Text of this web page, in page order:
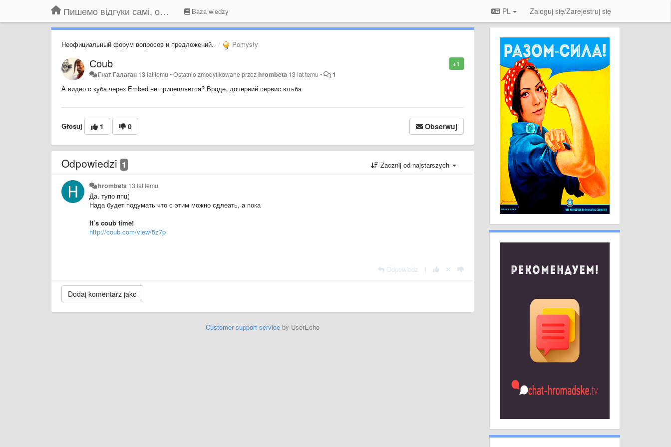
Пишемо відгуки самі, обговорюємо інші ідеї та пропозиції до Громадського Телебачення Baza wiedzy PL Zaloguj się/Zarejestruj się
Неофициальный форум вопросов и предложений. Pomysły
+1
Сoub
Гнат Галаган 13 lat temu •Ostatnio zmodyfikowane przezhrombeta 13 lat temu • 1
А видео с куба через Embed не прицепляется? Вроде, дочерний сервис ютьба
Głosuj 1 0 Obserwuj
Odpowiedzi 1 Zacznij od najstarszych
hrombeta 13 lat temu
Да, тупо ппц(
Нада будет подумать что с этим можно сдлеать, а пока
It’s coub time!
http://coub.com/view/5z7p
Odpowiedz
Customer support serviceby UserEcho